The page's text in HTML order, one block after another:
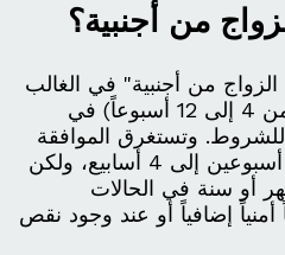
من أجنبية؟
من أجنبية" في الغالب
(من 4 إلى 12 أسبوعاً) في
للشروط. وتستغرق الموافقة
المبدئية من الإمارة حوالي أسبوعين إلى 4 أسابيع، ولكن
المعاملة إلى 6 أشهر أو سنة في الحالات
أمنياً إضافياً أو عند وجود نقص